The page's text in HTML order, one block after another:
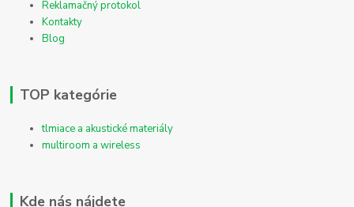
Reklamačný protokol
Kontakty
Blog
TOP kategórie
tlmiace a akustické materiály
multiroom a wireless
Kde nás nájdete